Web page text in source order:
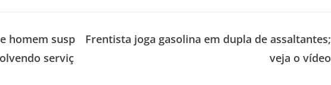
homem susp
serviç
Frentista joga gasolina em dupla de assaltantes;
veja o vídeo